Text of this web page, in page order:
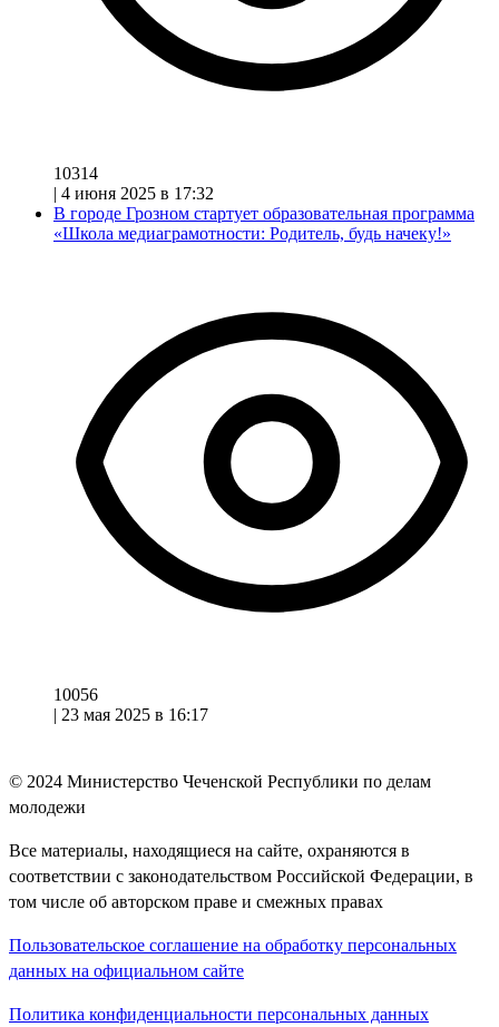
10314
| 4 июня 2025 в 17:32
В городе Грозном стартует образовательная программа
«Школа медиаграмотности: Родитель, будь начеку!»
10056
| 23 мая 2025 в 16:17
© 2024 Министерство Чеченской Республики по делам
молодежи
Все материалы, находящиеся на сайте, охраняются в
соответствии с законодательством Российской Федерации, в
том числе об авторском праве и смежных правах
Пользовательское соглашение на обработку персональных
данных на официальном сайте
Политика конфиденциальности персональных данных